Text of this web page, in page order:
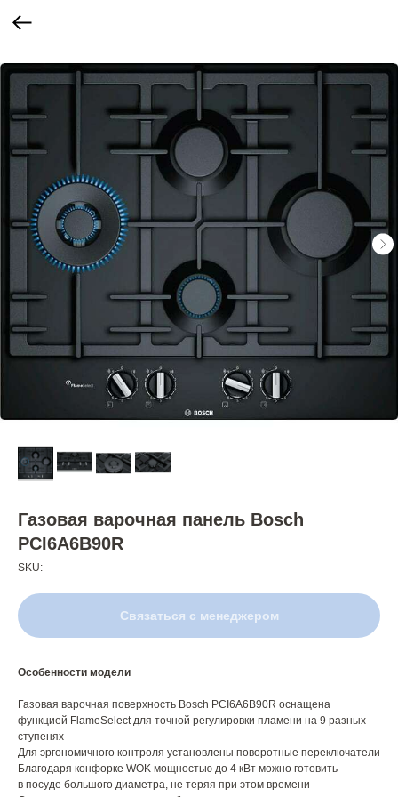
Газовая варочная панель Bosch
PCI6A6B90R
SKU:
Связаться с менеджером
Особенности модели
Газовая варочная поверхность Bosch PCI6A6B90R оснащена
функцией FlameSelect для точной регулировки пламени на 9 разных
ступенях
Для эргономичного контроля установлены поворотные переключатели
Благодаря конфорке WOK мощностью до 4 кВт можно готовить
в посуде большого диаметра, не теряя при этом времени